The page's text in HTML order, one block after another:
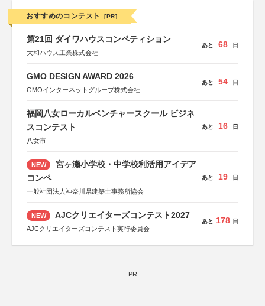
おすすめのコンテスト [PR]
第21回 ダイワハウスコンペティション
大和ハウス工業株式会社
あと 68 日
GMO DESIGN AWARD 2026
GMOインターネットグループ株式会社
あと 54 日
福岡八女ローカルベンチャースクール ビジネ
スコンテスト
八女市
あと 16 日
NEW
宮ヶ瀬小学校・中学校利活用アイデア
コンペ
一般社団法人神奈川県建築士事務所協会
あと 19 日
NEW AJCクリエイターズコンテスト2027
AJCクリエイターズコンテスト実行委員会
あと 178 日
PR